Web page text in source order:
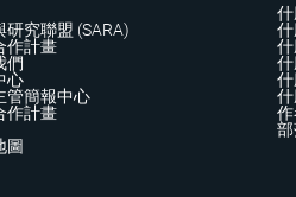
研究聯盟 (SARA)
作計畫
們
心
管簡報中心
作計畫
圖
什
什